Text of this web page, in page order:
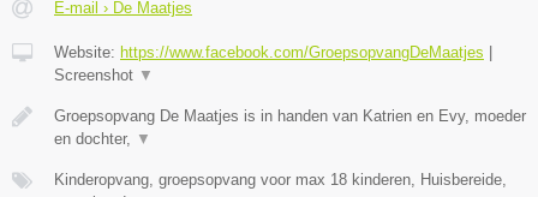
E-mail › De Maatjes
Website: https://www.facebook.com/GroepsopvangDeMaatjes
Screenshot ▼
Groepsopvang De Maatjes is in handen van Katrien en Evy, moeder
en dochter, ▼
Kinderopvang, groepsopvang voor max 18 kinderen, Huisbereide,